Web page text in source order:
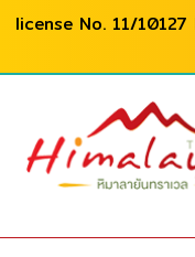
license No. 11/